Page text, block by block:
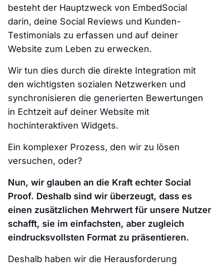
besteht der Hauptzweck von EmbedSocial
darin, deine Social Reviews und Kunden-
Testimonials zu erfassen und auf deiner
Website zum Leben zu erwecken.
Wir tun dies durch die direkte Integration mit
den wichtigsten sozialen Netzwerken und
synchronisieren die generierten Bewertungen
in Echtzeit auf deiner Website mit
hochinteraktiven Widgets.
Ein komplexer Prozess, den wir zu lösen
versuchen, oder?
Nun, wir glauben an die Kraft echter Social
Proof. Deshalb sind wir überzeugt, dass es
einen zusätzlichen Mehrwert für unsere Nutzer
schafft, sie im einfachsten, aber zugleich
eindrucksvollsten Format zu präsentieren.
Deshalb haben wir die Herausforderung